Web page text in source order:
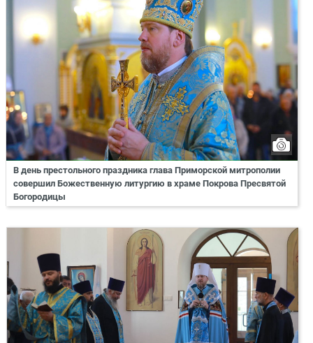
В день престольного праздника глава Приморской митрополии
совершил Божественную литургию в храме Покрова Пресвятой
Богородицы